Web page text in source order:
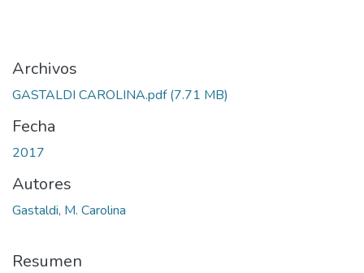
Archivos
GASTALDI CAROLINA.pdf(7.71 MB)
Fecha
2017
Autores
Gastaldi, M. Carolina
Resumen